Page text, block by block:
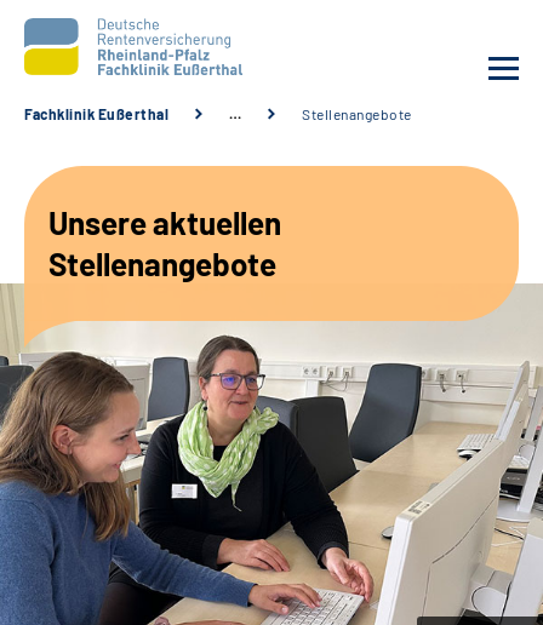
Unsere Angebote
Karriere
Beratungsstellen &
Zuweisende
Suche
Leichte Sprache
Fachklinik Eußerthal … Stellenangebote
Unsere aktuellen
Stellenangebote